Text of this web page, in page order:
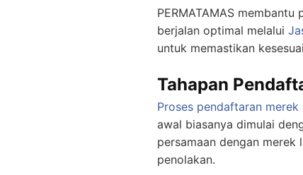
PERMATAMAS
berjalan optimal melalui
untuk memastikan
Tahapan
Proses pendaftaran merek
awal biasanya dimulai
persamaan dengan
penolakan.